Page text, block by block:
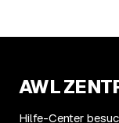
AWL
Hilfe-Center